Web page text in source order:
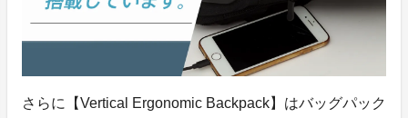
さらに【Vertical Ergonomic Backpack】はバッグパック